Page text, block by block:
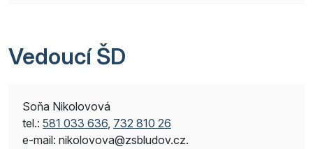
Vedoucí ŠD
Soňa Nikolovová
tel.: 581 033 636, 732 810 26
e-mail: nikolovova@zsbludov.cz.